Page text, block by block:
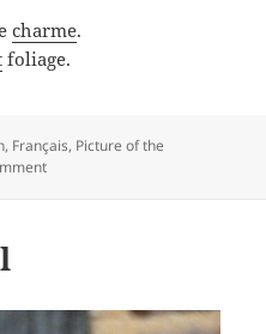
charme.
foliage.
, Français, Picture of the
on La marcescence